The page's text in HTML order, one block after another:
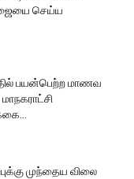
செய்ய
பயன்பெற்ற மாணவ
முந்தைய விலை